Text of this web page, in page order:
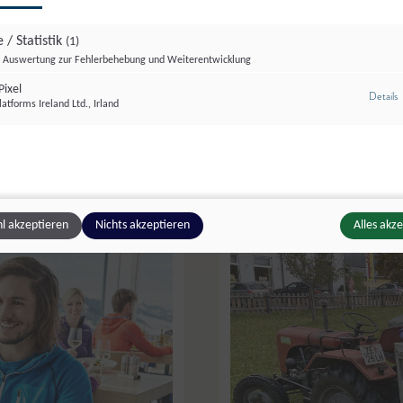
Agrar Marketing Armin Djuhic
/ Statistik (1)
Auswertung zur Fehlerbehebung und Weiterentwicklung
Ireland Ltd., Irland
Details
akzeptieren Nichts akzeptieren Alles